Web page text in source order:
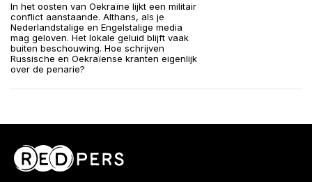
In het oosten van Oekraïne lijkt een militair
conflict aanstaande. Althans, als je
Nederlandstalige en Engelstalige media
mag geloven. Het lokale geluid blijft vaak
buiten beschouwing. Hoe schrijven
Russische en Oekraïense kranten eigenlijk
over de penarie?